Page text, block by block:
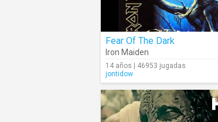
Fear Of The Dark
Iron Maiden
14 años | 46953 jugadas
jontidow